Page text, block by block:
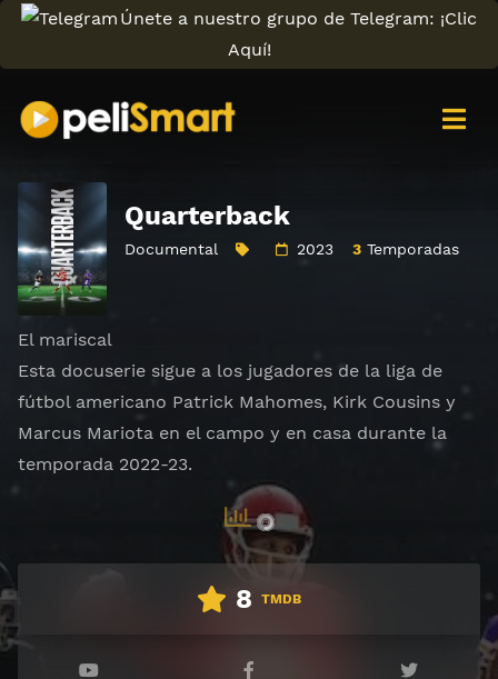
Únete a nuestro grupo de Telegram: ¡Clic
Aquí!
Quarterback
Documental 2023 3Temporadas
El mariscal
Esta docuserie sigue a los jugadores de la liga de
fútbol americano Patrick Mahomes, Kirk Cousins y
Marcus Mariota en el campo y en casa durante la
temporada 2022-23.
8 TMDB